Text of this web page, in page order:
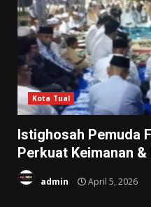
Kota Tual
Istighosah Pemuda
Perkuat Keimanan
admin April 5, 2026